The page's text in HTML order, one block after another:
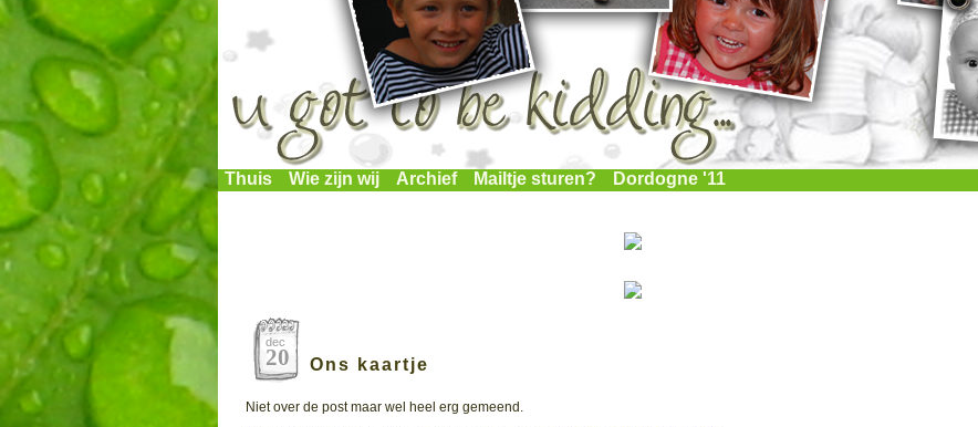
Thuis Wie zijn wij Archief Mailtje sturen? Dordogne '11
dec
20 Ons kaartje
Niet over de post maar wel heel erg gemeend.